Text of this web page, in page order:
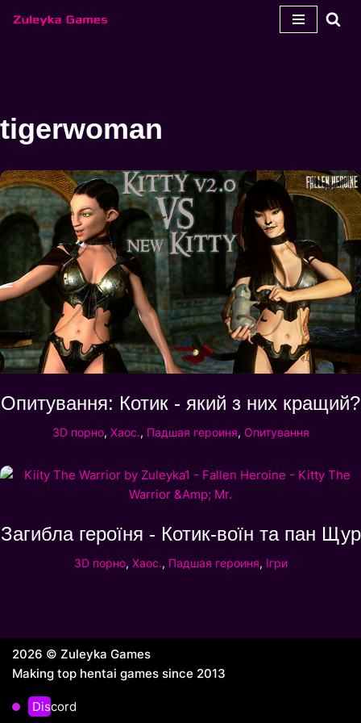
tigerwoman
Опитування: Котик - який з них кращий?
3D порно, Хаос., Падшая героиня, Опитування
Загибла героїня - Котик-воїн та пан Щур
3D порно, Хаос., Падшая героиня, Ігри
2026 © Zuleyka Games
Making top hentai games since 2013